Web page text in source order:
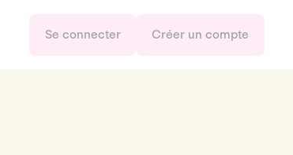
Se connecter Créer un compte